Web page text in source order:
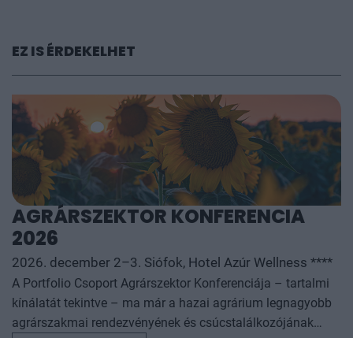
EZ IS ÉRDEKELHET
AGRÁRSZEKTOR KONFERENCIA
2026
2026. december 2–3. Siófok, Hotel Azúr Wellness ****
A Portfolio Csoport Agrárszektor Konferenciája – tartalmi
kínálatát tekintve – ma már a hazai agrárium legnagyobb
agrárszakmai rendezvényének és csúcstalálkozójának